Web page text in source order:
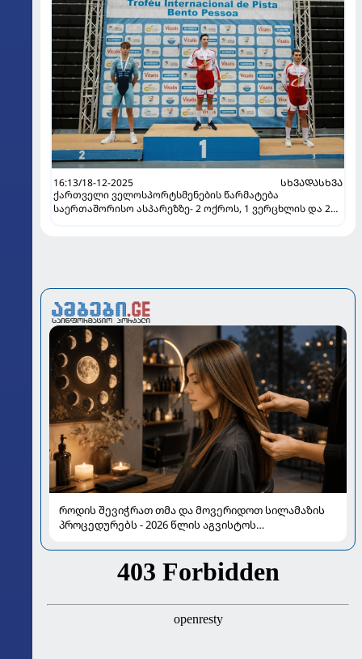
16:13/18-12-2025
ᲡᲮᲕᲐᲓᲐᲡᲮᲕᲐ
ქართველი ველოსპორტსმენების წარმატება
საერთაშორისო ასპარეზზე- 2 ოქროს, 1 ვერცხლის და 2
როდის შევიჭრათ თმა და მოვერიდოთ სილამაზის
პროცედურებს - 2026 წლის აგვისტოს